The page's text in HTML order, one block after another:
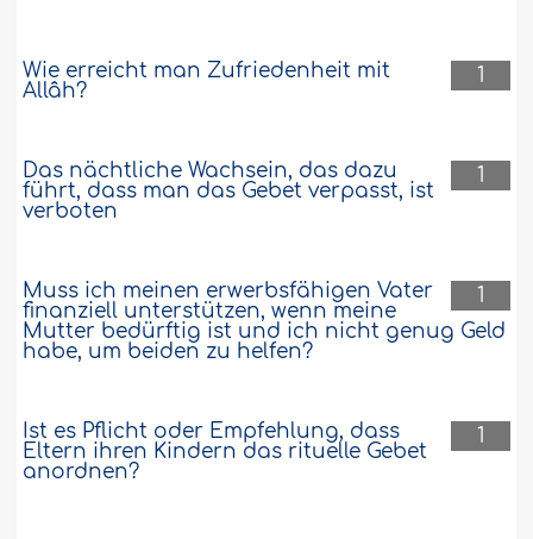
1
Wie erreicht man Zufriedenheit mit
Allâh?
1
Das nächtliche Wachsein, das dazu
führt, dass man das Gebet verpasst, ist
verboten
1
Muss ich meinen erwerbsfähigen Vater
finanziell unterstützen, wenn meine
Mutter bedürftig ist und ich nicht genug Geld
habe, um beiden zu helfen?
1
Ist es Pflicht oder Empfehlung, dass
Eltern ihren Kindern das rituelle Gebet
anordnen?